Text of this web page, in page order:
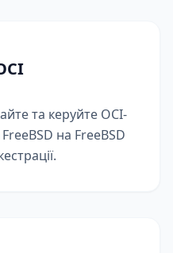
та керуйте OCI-
на FreeBSD